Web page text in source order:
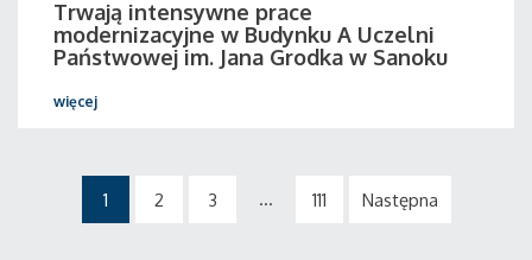
Trwają intensywne prace
modernizacyjne w Budynku A Uczelni
Państwowej im. Jana Grodka w Sanoku
więcej
1 2 3 ... 111 Następna